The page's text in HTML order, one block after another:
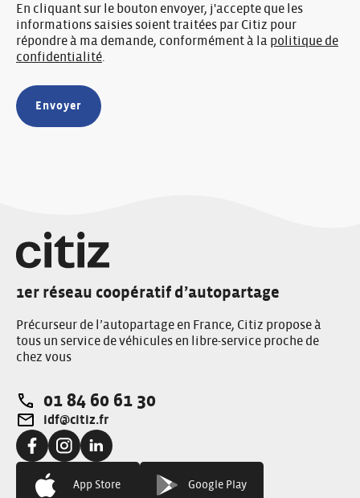
En cliquant sur le bouton envoyer, j'accepte que les
informations saisies soient traitées par Citiz pour
répondre à ma demande, conformément à la politique de
confidentialité
1er réseau coopératif d’autopartage
Précurseur de l’autopartage en France, Citiz propose à
tous un service de véhicules en libre-service proche de
chez vous
Téléphone:
01 84 60 61 30
Adresse e-mail:
idf@citiz.fr
Facebook:Instagram:Linkedin:
App Store Google Play